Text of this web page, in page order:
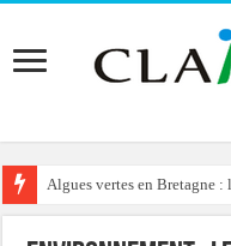
Algues vertes en Bretagne